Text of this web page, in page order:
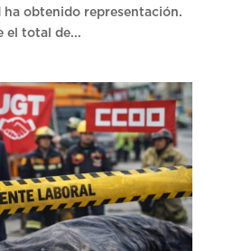
ha obtenido representación.
el total de...